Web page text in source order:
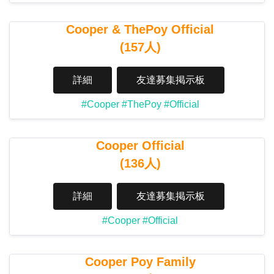
Cooper & ThePoy Official
(157人)
詳細 友達募集掲示板
#Cooper #ThePoy #Official
Cooper Official
(136人)
詳細 友達募集掲示板
#Cooper #Official
Cooper Poy Family